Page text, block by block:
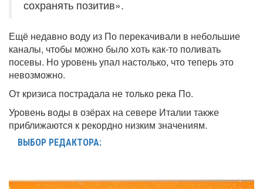
сохранять позитив».
Ещё недавно воду из По перекачивали в небольшие
каналы, чтобы можно было хоть как-то поливать
посевы. Но уровень упал настолько, что теперь это
невозможно.
От кризиса пострадала не только река По.
Уровень воды в озёрах на севере Италии также
приближаются к рекордно низким значениям.
ВЫБОР РЕДАКТОРА: